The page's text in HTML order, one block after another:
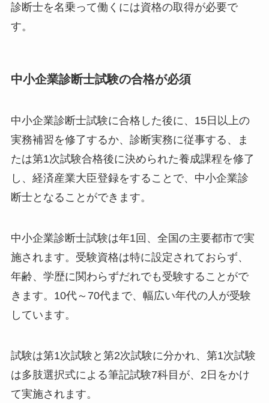
診断士を名乗って働くには資格の取得が必要で
す。
中小企業診断士試験の合格が必須
中小企業診断士試験に合格した後に、15日以上の
実務補習を修了するか、診断実務に従事する、ま
たは第1次試験合格後に決められた養成課程を修了
し、経済産業大臣登録をすることで、中小企業診
断士となることができます。
中小企業診断士試験は年1回、全国の主要都市で実
施されます。受験資格は特に設定されておらず、
年齢、学歴に関わらずだれでも受験することがで
きます。10代～70代まで、幅広い年代の人が受験
しています。
試験は第1次試験と第2次試験に分かれ、第1次試験
は多肢選択式による筆記試験7科目が、2日をかけ
て実施されます。